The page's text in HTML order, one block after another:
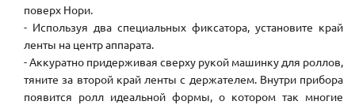
поверх Нори.
- Используя два специальных фиксатора, установите край
ленты на центр аппарата.
- Аккуратно придерживая сверху рукой машинку для роллов,
тяните за второй край ленты с держателем. Внутри прибора
появится ролл идеальной формы, о котором так многие